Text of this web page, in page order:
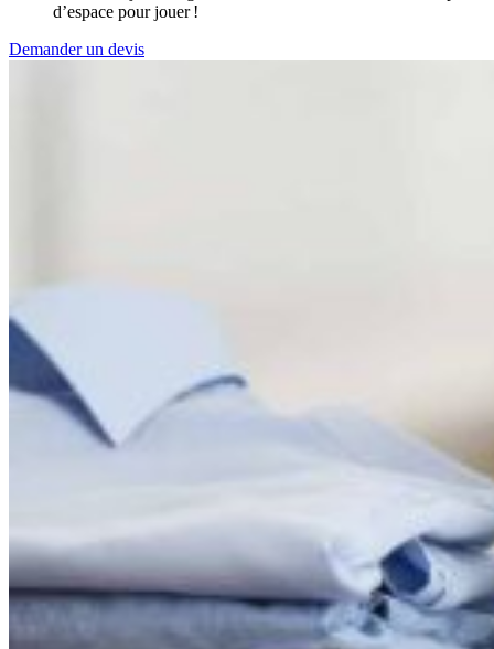
d’espace pour jouer !
Demander un devis